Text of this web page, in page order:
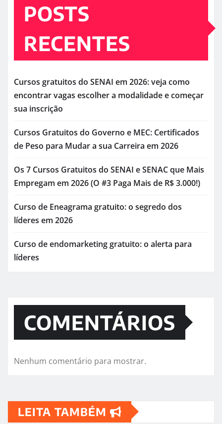
POSTS
RECENTES
Cursos gratuitos do SENAI em 2026: veja como
encontrar vagas escolher a modalidade e começar
sua inscrição
Cursos Gratuitos do Governo e MEC: Certificados
de Peso para Mudar a sua Carreira em 2026
Os 7 Cursos Gratuitos do SENAI e SENAC que Mais
Empregam em 2026 (O #3 Paga Mais de R$ 3.000!)
Curso de Eneagrama gratuito: o segredo dos
líderes em 2026
Curso de endomarketing gratuito: o alerta para
líderes
COMENTÁRIOS
Nenhum comentário para mostrar.
LEITA TAMBÉM